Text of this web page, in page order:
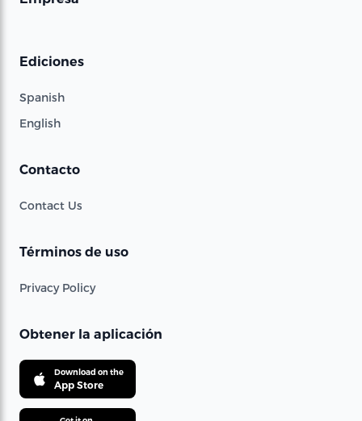
Ediciones
Spanish
English
Contacto
Contact Us
Términos de uso
Privacy Policy
Obtener la aplicación
Download on the
App Store